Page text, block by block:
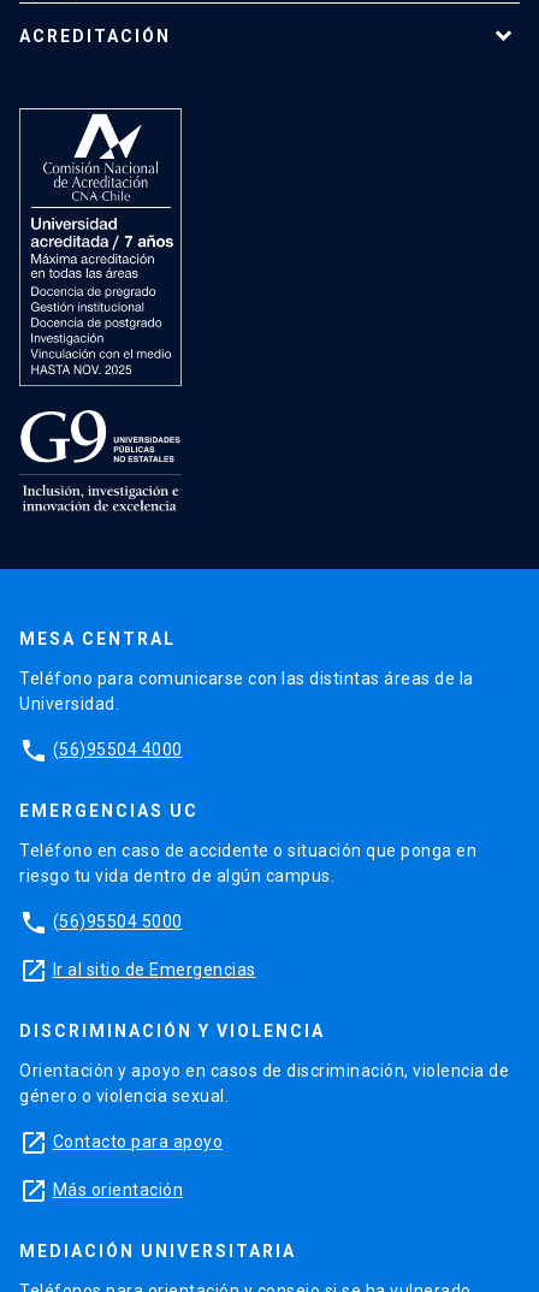
ACREDITACIÓN
MESA CENTRAL
Teléfono para comunicarse con las distintas áreas de la
Universidad.
phone (56)95504 4000
EMERGENCIAS UC
Teléfono en caso de accidente o situación que ponga en
riesgo tu vida dentro de algún campus.
phone (56)95504 5000
launch Ir al sitio de Emergencias
DISCRIMINACIÓN Y VIOLENCIA
Orientación y apoyo en casos de discriminación, violencia de
género o violencia sexual.
launch Contacto para apoyo
launch Más orientación
MEDIACIÓN UNIVERSITARIA